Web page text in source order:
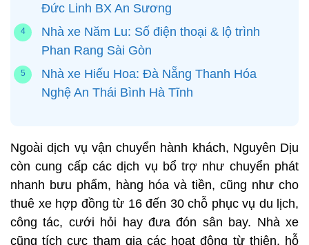
Đức Linh BX An Sương
Nhà xe Năm Lu: Số điện thoại & lộ trình
Phan Rang Sài Gòn
Nhà xe Hiếu Hoa: Đà Nẵng Thanh Hóa
Nghệ An Thái Bình Hà Tĩnh
Ngoài dịch vụ vận chuyển hành khách, Nguyên Dịu
còn cung cấp các dịch vụ bổ trợ như chuyển phát
nhanh bưu phẩm, hàng hóa và tiền, cũng như cho
thuê xe hợp đồng từ 16 đến 30 chỗ phục vụ du lịch,
công tác, cưới hỏi hay đưa đón sân bay. Nhà xe
cũng tích cực tham gia các hoạt động từ thiện, hỗ